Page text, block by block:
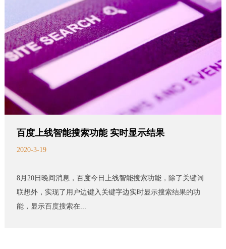
百度上线智能搜索功能 实时显示结果
2020-3-19
8月20日晚间消息，百度今日上线智能搜索功能，除了关键词
联想外，实现了用户边键入关键字边实时显示搜索结果的功
能，显示百度搜索在...